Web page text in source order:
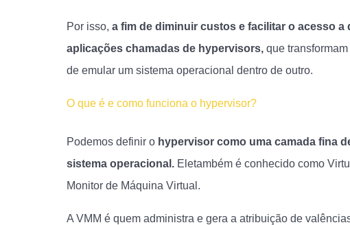
Por isso, a fim de diminuir custos e facilitar o acesso
aplicações chamadas de hypervisors, que
de emular um sistema operacional dentro de outro.
O que é e como funciona o hypervisor?
Podemos definir o hypervisor como uma camada fina
sistema operacional. Eletambém é conhecido como
Monitor de Máquina Virtual.
A VMM é quem administra e gera a atribuição de